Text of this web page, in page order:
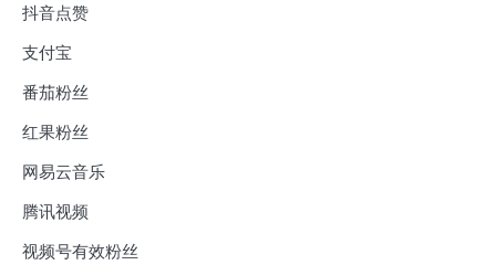
抖音点赞
支付宝
番茄粉丝
红果粉丝
网易云音乐
腾讯视频
视频号有效粉丝